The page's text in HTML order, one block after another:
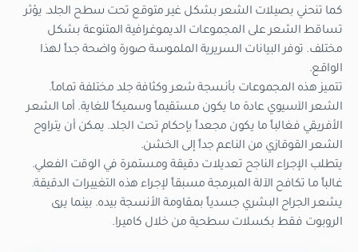
كما تنحني بصيلات الشعر بشكل غير متوقع تحت سطح الجلد. يؤثر
تساقط الشعر على المجموعات الديموغرافية المتنوعة بشكل
مختلف. توفر البيانات السريرية الملموسة صورة واضحة جداً لهذا
الواقع.
تتميز هذه المجموعات بأنسجة شعر وكثافة جلد مختلفة تماماً.
الشعر الآسيوي عادة ما يكون مستقيماً وسميكاً للغاية. أما الشعر
الأفريقي فغالباً ما يكون مجعداً بإحكام تحت الجلد. يمكن أن يتراوح
الشعر القوقازي من الناعم جداً إلى الخشن.
يتطلب الإجراء الناجح تعديلات دقيقة ومستمرة في الوقت الفعلي.
غالباً ما تكافح الآلة المبرمجة مسبقاً لإجراء هذه التغييرات الدقيقة.
يشعر الجراح البشري جسدياً بمقاومة الأنسجة بيده. بينما يرى
الروبوت فقط بكسلات سطحية من خلال كاميرا.